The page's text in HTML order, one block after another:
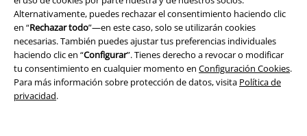
Alternativamente, puedes rechazar el consentimiento haciendo clic
en “Rechazar todo”—en este caso, solo se utilizarán cookies
necesarias. También puedes ajustar tus preferencias individuales
haciendo clic en “Configurar”. Tienes derecho a revocar o modificar
tu consentimiento en cualquier momento en Configuración Cookies.
Para más información sobre protección de datos, visita Política de
privacidad.
Ley protección de datos
Eliminación de residuos y protección del medioambiente
Declaración de Conformidad